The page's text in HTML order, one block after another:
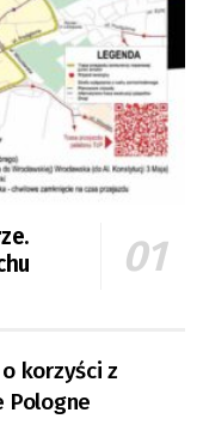
korzyści z
Pologne